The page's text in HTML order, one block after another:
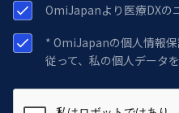
OmiJapanより医療DXの
* OmiJapanの個人情報
従って、私の個人データ